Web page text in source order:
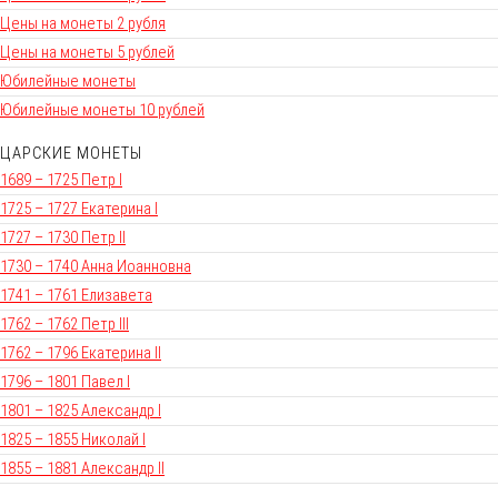
Цены на монеты 2 рубля
Цены на монеты 5 рублей
Юбилейные монеты
Юбилейные монеты 10 рублей
ЦАРСКИЕ МОНЕТЫ
1689 – 1725 Петр I
1725 – 1727 Екатерина I
1727 – 1730 Петр II
1730 – 1740 Анна Иоанновна
1741 – 1761 Елизавета
1762 – 1762 Петр III
1762 – 1796 Екатерина II
1796 – 1801 Павел I
1801 – 1825 Александр I
1825 – 1855 Николай I
1855 – 1881 Александр II